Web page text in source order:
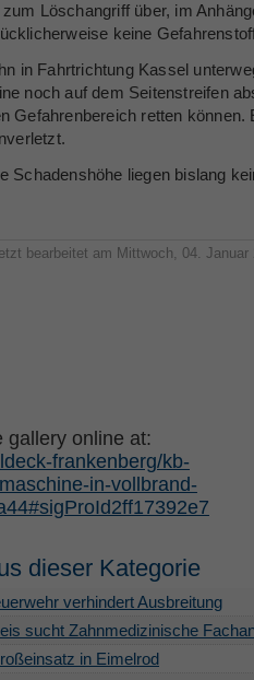
Löschangriff über, im
keine
in Fahrtrichtung Kassel
noch auf dem Seitenstreifen
Gefahrenbereich retten können.
Schadenshöhe liegen bislang
bearbeitet am Mittwoch, 04. Januar
gallery online at:
frankenberg/kb-
in-vollbrand-
dieser Kategorie
verhindert Ausbreitung
sucht Zahnmedizinische
in Eimelrod